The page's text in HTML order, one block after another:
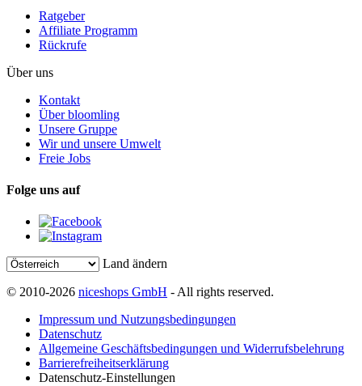
Ratgeber
Affiliate Programm
Rückrufe
Über uns
Kontakt
Über bloomling
Unsere Gruppe
Wir und unsere Umwelt
Freie Jobs
Folge uns auf
Land ändern
© 2010-2026 niceshops GmbH - All rights reserved.
Impressum und Nutzungsbedingungen
Datenschutz
Allgemeine Geschäftsbedingungen und Widerrufsbelehrung
Barrierefreiheitserklärung
Datenschutz-Einstellungen